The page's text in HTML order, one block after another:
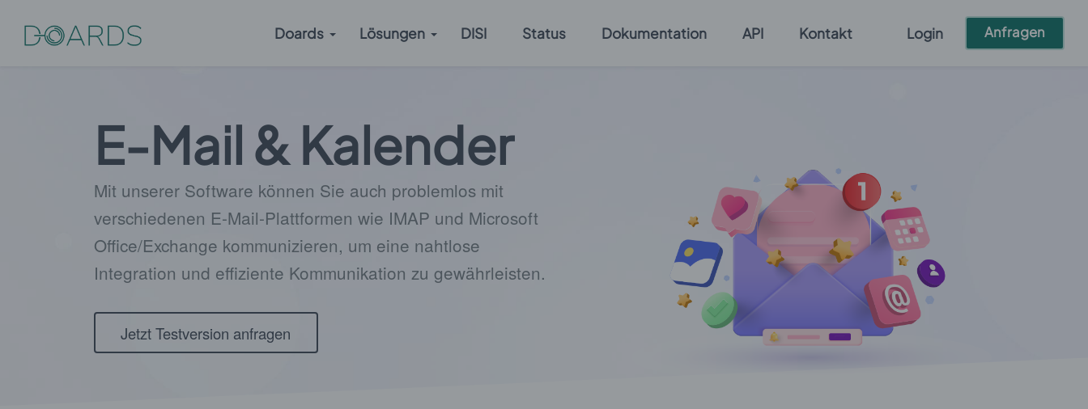
Doards Lösungen DISI Status Dokumentation API Kontakt Login Anfragen
E-Mail & Kalender
Mit unserer Software können Sie auch problemlos mit
verschiedenen E-Mail-Plattformen wie IMAP und Microsoft
Office/Exchange kommunizieren, um eine nahtlose
Integration und effiziente Kommunikation zu gewährleisten.
Jetzt Testversion anfragen